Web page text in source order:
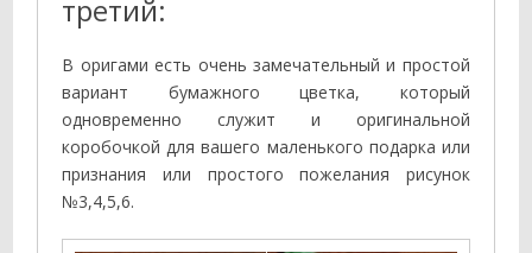
третий:
В оригами есть очень замечательный и простой
вариант бумажного цветка, который
одновременно служит и оригинальной
коробочкой для вашего маленького подарка или
признания или простого пожелания рисунок
№3,4,5,6.